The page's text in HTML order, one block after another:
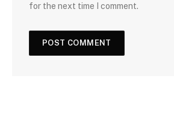
for the next time I comment.